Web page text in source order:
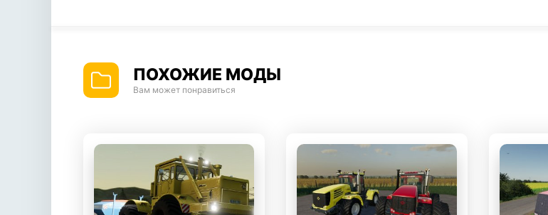
ПОХОЖИЕ МОДЫ
Вам может понравиться